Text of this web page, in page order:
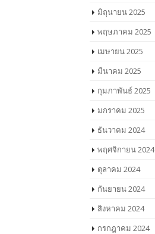
มิถุนายน 2025
พฤษภาคม 2025
เมษายน 2025
มีนาคม 2025
กุมภาพันธ์ 2025
มกราคม 2025
ธันวาคม 2024
พฤศจิกายน 2024
ตุลาคม 2024
กันยายน 2024
สิงหาคม 2024
กรกฎาคม 2024